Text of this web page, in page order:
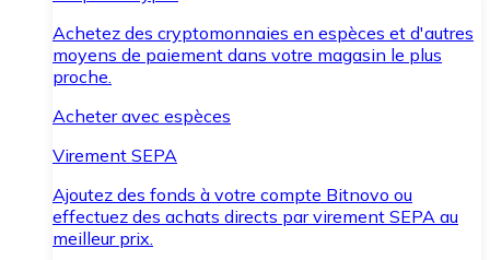
Achetez des cryptomonnaies en espèces et d'autres
moyens de paiement dans votre magasin le plus
proche.
Acheter avec espèces
Virement SEPA
Ajoutez des fonds à votre compte Bitnovo ou
effectuez des achats directs par virement SEPA au
meilleur prix.